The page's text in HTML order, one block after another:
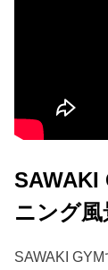
SAWAKI
ニング風
SAWAKI